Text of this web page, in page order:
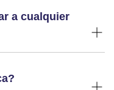
a cualquier